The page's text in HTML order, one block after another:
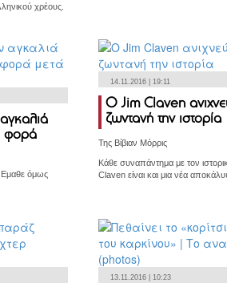
χρέους.
φορά
Εμαθε όμως
14.11.2016 | 19:11
Ο Jim Claven
ζωντανή την ιστορία
Της Βίβιαν Μόρρις
Κάθε συναπάντημα με τον
Claven είναι και μια νέα
13.11.2016 | 10:23